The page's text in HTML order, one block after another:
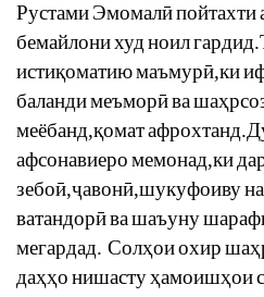
РустамиЭмомалӣпойтахти
бемайлонихудноилгардид.
истиқоматиюмаъмурӣ,ки
баландимеъморӣвашаҳ
меёбанд,қоматафрохтанд.
афсонавиеромемонад,ки
зебоӣ,ҷавонӣ,шукуфоиву
ватандорӣвашаъуну
мегардад. Солҳоиохиршаҳ
даҳҳонишастуҳамоишҳои